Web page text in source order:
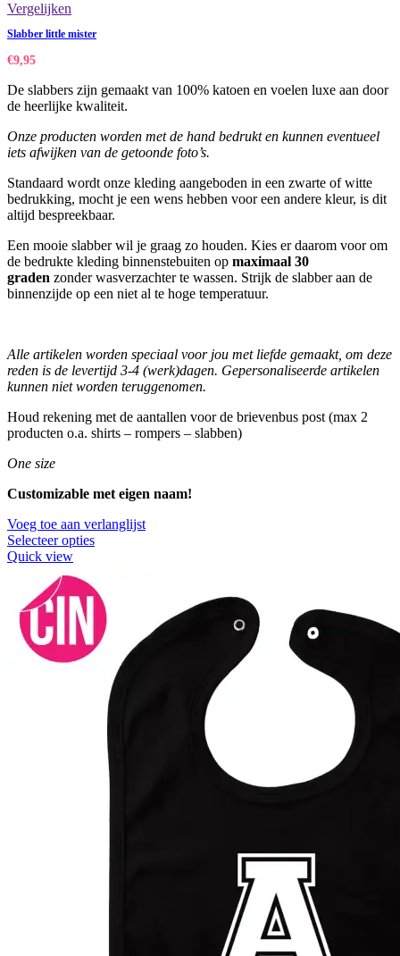
Vergelijken
Slabber little mister
€9,95
De slabbers zijn gemaakt van 100% katoen en voelen luxe aan door
de heerlijke kwaliteit.
Onze producten worden met de hand bedrukt en kunnen eventueel
iets afwijken van de getoonde foto’s.
Standaard wordt onze kleding aangeboden in een zwarte of witte
bedrukking, mocht je een wens hebben voor een andere kleur, is dit
altijd bespreekbaar.
Een mooie slabber wil je graag zo houden. Kies er daarom voor om
de bedrukte kleding binnenstebuiten op maximaal 30
graden zonder wasverzachter te wassen. Strijk de slabber aan de
binnenzijde op een niet al te hoge temperatuur.
Alle artikelen worden speciaal voor jou met liefde gemaakt, om deze
reden is de levertijd 3-4 (werk)dagen. Gepersonaliseerde artikelen
kunnen niet worden teruggenomen.
Houd rekening met de aantallen voor de brievenbus post (max 2
producten o.a. shirts – rompers – slabben)
One size
Customizable met eigen naam!
Voeg toe aan verlanglijst
Selecteer opties
Quick view